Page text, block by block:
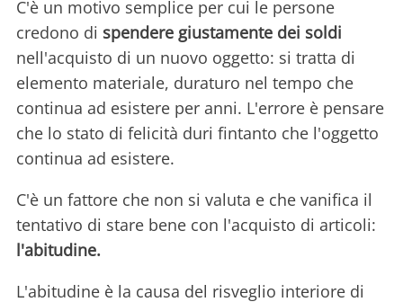
C'è un motivo semplice per cui le persone
credono di spendere giustamente dei soldi
nell'acquisto di un nuovo oggetto: si tratta di
elemento materiale, duraturo nel tempo che
continua ad esistere per anni. L'errore è pensare
che lo stato di felicità duri fintanto che l'oggetto
continua ad esistere.
C'è un fattore che non si valuta e che vanifica il
tentativo di stare bene con l'acquisto di articoli:
l'abitudine.
L'abitudine è la causa del risveglio interiore di